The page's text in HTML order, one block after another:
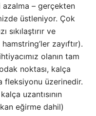
azalma – gerçekten
üstleniyor. Çok
sıkılaştırır ve
zayıftır).
olanın tam
noktası, kalça
fleksiyonu üzerinedir.
uzantısının
eğirme dahil)